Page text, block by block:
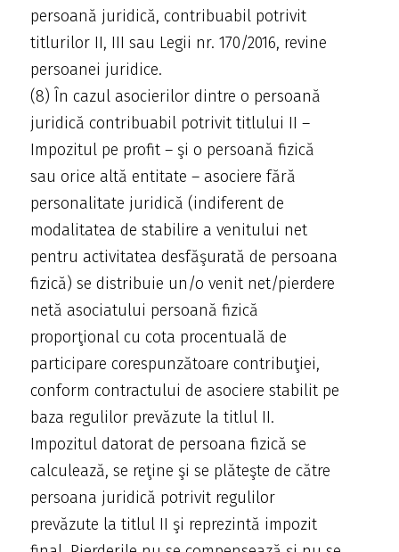
persoană juridică, contribuabil potrivit
titlurilor II, III sau Legii nr. 170/2016, revine
persoanei juridice.
(8) În cazul asocierilor dintre o persoană
juridică contribuabil potrivit titlului II –
Impozitul pe profit – şi o persoană fizică
sau orice altă entitate – asociere fără
personalitate juridică (indiferent de
modalitatea de stabilire a venitului net
pentru activitatea desfăşurată de persoana
fizică) se distribuie un/o venit net/pierdere
netă asociatului persoană fizică
proporţional cu cota procentuală de
participare corespunzătoare contribuţiei,
conform contractului de asociere stabilit pe
baza regulilor prevăzute la titlul II.
Impozitul datorat de persoana fizică se
calculează, se reţine şi se plăteşte de către
persoana juridică potrivit regulilor
prevăzute la titlul II şi reprezintă impozit